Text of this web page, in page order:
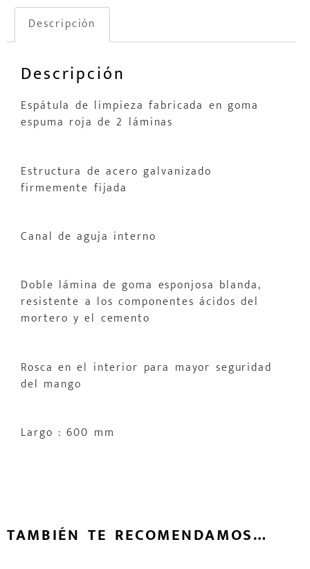
Descripción
Descripción
Espátula de limpieza fabricada en goma
espuma roja de 2 láminas
Estructura de acero galvanizado
firmemente fijada
Canal de aguja interno
Doble lámina de goma esponjosa blanda,
resistente a los componentes ácidos del
mortero y el cemento
Rosca en el interior para mayor seguridad
del mango
Largo : 600 mm
TAMBIÉN TE RECOMENDAMOS…